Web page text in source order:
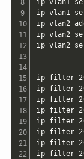
ip vlan1
ip vlan1
ip vlan2
ip vlan2
ip vlan2
ip filter
ip filter
ip filter
ip filter
ip filter
ip filter
ip filter
ip filter